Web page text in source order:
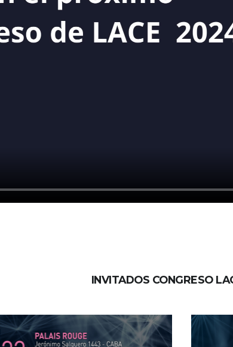
INVITADOS CONGRESO